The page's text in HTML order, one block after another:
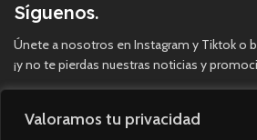
Valoramos tu privacidad
Síguenos.
Únete a nosotros en Instagram y Tiktok o
¡y no te pierdas nuestras noticias y